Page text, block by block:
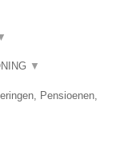
▼
Pensioenen,